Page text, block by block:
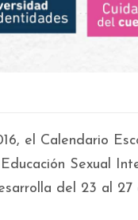
el Calendario
Sexual
del 23 al 27